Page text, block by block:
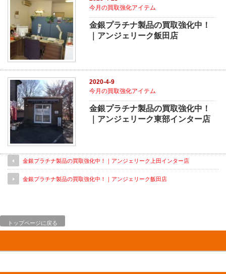
今月の買取強化アイテム
金銀プラチナ製品の買取強化中！
｜アンジェリーク飯田店
2020-4-9
今月の買取強化アイテム
金銀プラチナ製品の買取強化中！
｜アンジェリーク東部インター店
金銀プラチナ製品の買取強化中！｜アンジェリーク上田インター店
金銀プラチナ製品の買取強化中！｜アンジェリーク飯田店
トップページに戻る